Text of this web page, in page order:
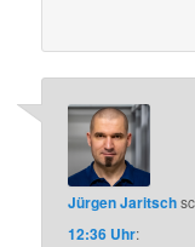
Jürgen Jaritsch
12:36 Uhr: